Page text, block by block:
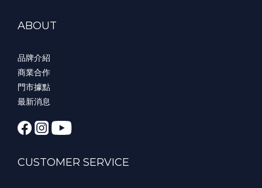
ABOUT
品牌介紹
商業合作
門市據點
最新消息
CUSTOMER SERVICE